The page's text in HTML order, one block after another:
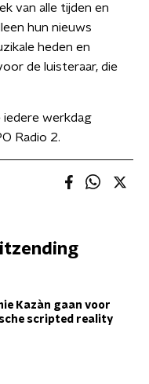
van alle tijden en
hun nieuws
heden en
de luisteraar, die
iedere werkdag
Radio 2.
Kazàn gaan voor
scripted reality